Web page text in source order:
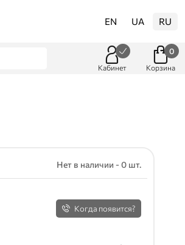
EN UA RU
Кабинет Корзина
0
Нет в наличии - 0 шт.
Когда появится?